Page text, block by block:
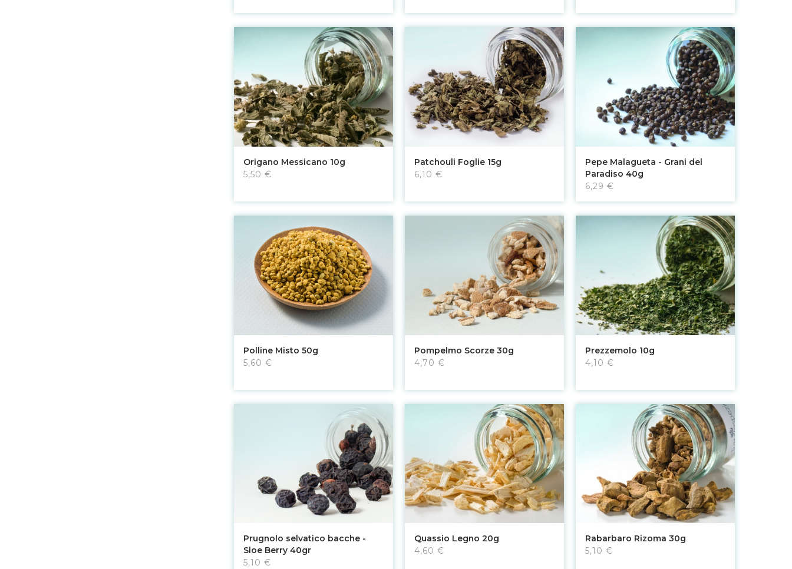
Aggiungi al carrello
Origano Messicano 10g
5,50 €
Aggiungi al carrello
Patchouli Foglie 15g
6,10 €
Aggiungi al carrello
Pepe Malagueta - Grani del
Paradiso 40g
6,29 €
Aggiungi al carrello
Polline Misto 50g
5,60 €
Aggiungi al carrello
Pompelmo Scorze 30g
4,70 €
Aggiungi al carrello
Prezzemolo 10g
4,10 €
Aggiungi al carrello
Prugnolo selvatico bacche -
Sloe Berry 40gr
5,10 €
Aggiungi al carrello
Quassio Legno 20g
4,60 €
Aggiungi al carrello
Rabarbaro Rizoma 30g
5,10 €